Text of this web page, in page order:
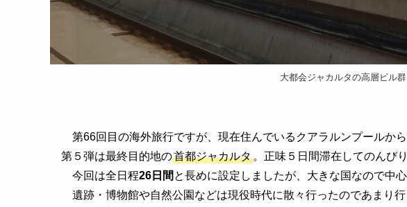
大都会ジャカルタの高層ビル群
第66回目の海外旅行ですが、現在住んでいるクアラルンプールから
第５弾は最終目的地の首都ジャカルタ 。正味５日間滞在してのんび
今回は全日程26日間 と長めに設定しましたが、大きな国なので中
遺跡・博物館や自然公園などは現役時代に散々行ったのであまり